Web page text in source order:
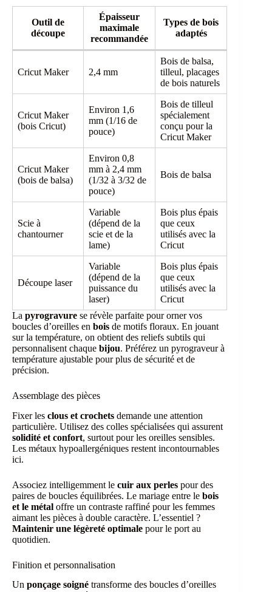
Outil de
découpe
Épaisseur
maximale
recommandée
Types de bois
adaptés
Cricut Maker 2,4 mm
Bois de balsa,
tilleul, placages
de bois naturels
Cricut Maker
(bois Cricut)
Environ 1,6
mm (1/16 de
pouce)
Bois de tilleul
spécialement
conçu pour la
Cricut Maker
Cricut Maker
(bois de balsa)
Environ 0,8
mm à 2,4 mm
(1/32 à 3/32 de
pouce)
Bois de balsa
Scie à
chantourner
Variable
(dépend de la
scie et de la
lame)
Bois plus épais
que ceux
utilisés avec la
Cricut
Découpe laser
Variable
(dépend de la
puissance du
laser)
Bois plus épais
que ceux
utilisés avec la
Cricut
La pyrogravure se révèle parfaite pour orner vos
boucles d’oreilles en bois de motifs floraux. En jouant
sur la température, on obtient des reliefs subtils qui
personnalisent chaque bijou. Préférez un pyrograveur à
température ajustable pour plus de sécurité et de
précision.
Assemblage des pièces
Fixer les clous et crochets demande une attention
particulière. Utilisez des colles spécialisées qui assurent
solidité et confort, surtout pour les oreilles sensibles.
Les métaux hypoallergéniques restent incontournables
ici.
Associez intelligemment le cuir aux perles pour des
paires de boucles équilibrées. Le mariage entre le bois
et le métal offre un contraste raffiné pour les femmes
aimant les pièces à double caractère. L’essentiel ?
Maintenir une légèreté optimale pour le port au
quotidien.
Finition et personnalisation
Un ponçage soigné transforme des boucles d’oreilles